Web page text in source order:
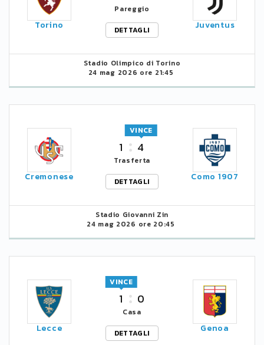
Torino
Pareggio
DETTAGLI
Juventus
Stadio Olimpico di Torino
24 mag 2026 ore 21:45
Cremonese
1 4
VINCE
Trasferta
DETTAGLI
Como 1907
Stadio Giovanni Zin
24 mag 2026 ore 20:45
Lecce
1
VINCE
0
Casa
DETTAGLI
Genoa